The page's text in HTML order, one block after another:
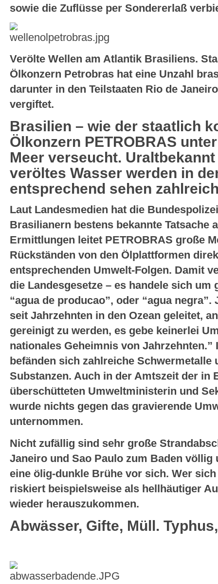
sowie die Zuflüsse per Sondererlaß
Verölte Wellen am Atlantik Brasiliens.
Ölkonzern Petrobras hat eine Unzahl
darunter in den Teilstaaten Rio de
vergiftet.
Brasilien – wie der staatlich
Ölkonzern PETROBRAS
Meer verseucht.
veröltes Wasser werden in
entsprechend sehen
Laut Landesmedien hat die
Brasilianern bestens bekannte Tatsache
Ermittlungen leitet PETROBRAS große
Rückständen von den Ölplattformen
entsprechenden Umwelt-Folgen. Damit
die Landesgesetze – es handele sich um
“agua de producao”, oder “agua negra”.
seit Jahrzehnten in den Ozean geleitet,
gereinigt zu werden, es gebe keinerlei
nationales Geheimnis von Jahrzehnten.”
befänden sich zahlreiche Schwermetalle
Substanzen. Auch in der Amtszeit der in
überschütteten Umweltministerin und
wurde nichts gegen das gravierende
unternommen.
Nicht zufällig sind sehr große
Janeiro und Sao Paulo zum Baden völlig
eine ölig-dunkle Brühe vor sich. Wer
riskiert beispielsweise als hellhäutiger
wieder herauszukommen.
Abwässer, Gifte, Müll.